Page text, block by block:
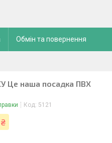
Обмін та повернення
Це наша посадка ПВХ
Код: 5121